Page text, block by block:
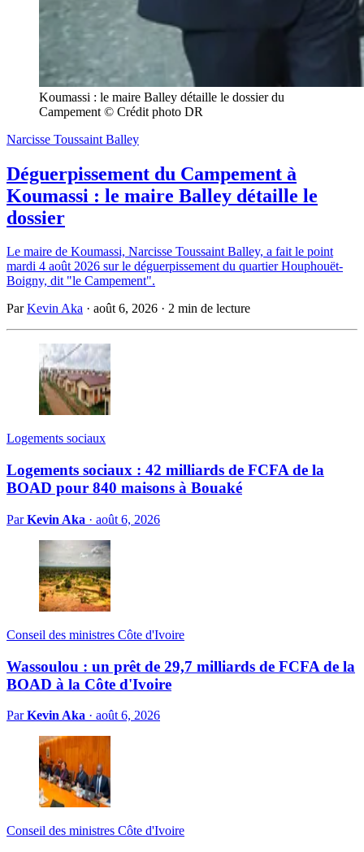
Koumassi : le maire Balley détaille le dossier du
Campement © Crédit photo DR
Narcisse Toussaint Balley
Déguerpissement du Campement à
Koumassi : le maire Balley détaille le
dossier
Le maire de Koumassi, Narcisse Toussaint Balley, a fait le point
mardi 4 août 2026 sur le déguerpissement du quartier Houphouët-
Boigny, dit "le Campement".
ParKevin Aka · août 6, 2026 · 2 min de lecture
Logements sociaux
Logements sociaux : 42 milliards de FCFA de la
BOAD pour 840 maisons à Bouaké
ParKevin Aka · août 6, 2026
Conseil des ministres Côte d'Ivoire
Wassoulou : un prêt de 29,7 milliards de FCFA de la
BOAD à la Côte d'Ivoire
ParKevin Aka · août 6, 2026
Conseil des ministres Côte d'Ivoire